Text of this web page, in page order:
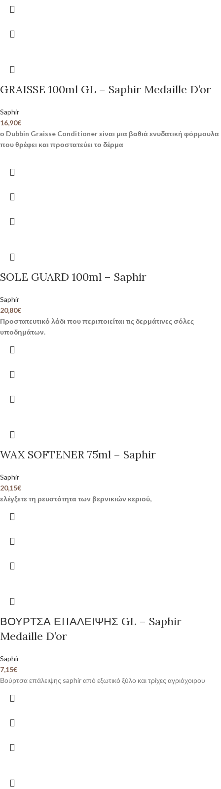
GRAISSE 100ml GL – Saphir Medaille D’or
Saphir
16,90€
ο Dubbin Graisse Conditioner είναι μια βαθιά ενυδατική φόρμουλα
που θρέφει και προστατεύει το δέρμα
SOLE GUARD 100ml – Saphir
Saphir
20,80€
Προστατευτικό λάδι που περιποιείται τις δερμάτινες σόλες
υποδημάτων.
WAX SOFTENER 75ml – Saphir
Saphir
20,15€
ελέγξετε τη ρευστότητα των βερνικιών κεριού,
ΒΟΥΡΤΣΑ ΕΠΑΛΕΙΨΗΣ GL – Saphir
Medaille D’or
Saphir
7,15€
Βούρτσα επάλειψης saphir από εξωτικό ξύλο και τρίχες αγριόχοιρου